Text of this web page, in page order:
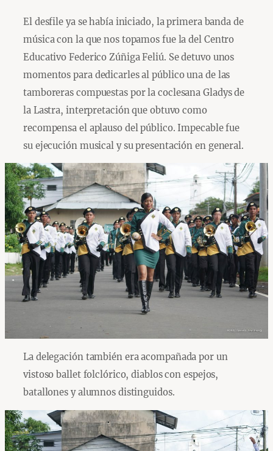
El desfile ya se había iniciado, la primera banda de
música con la que nos topamos fue la del Centro
Educativo Federico Zúñiga Feliú. Se detuvo unos
momentos para dedicarles al público una de las
tamboreras compuestas por la coclesana Gladys de
la Lastra, interpretación que obtuvo como
recompensa el aplauso del público. Impecable fue
su ejecución musical y su presentación en general.
La delegación también era acompañada por un
vistoso ballet folclórico, diablos con espejos,
batallones y alumnos distinguidos.